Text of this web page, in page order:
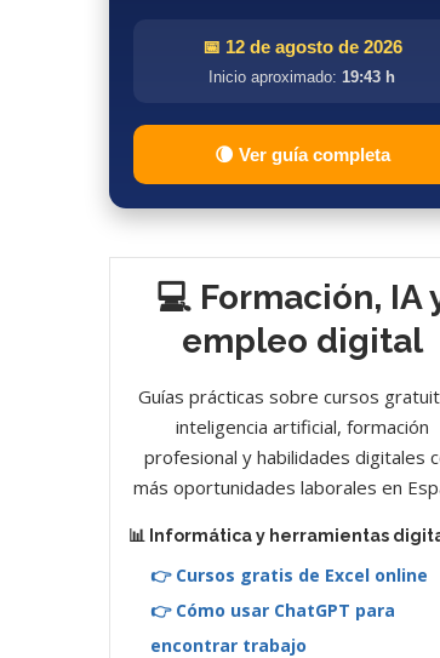
📅 12 de agosto de 2026
Inicio aproximado:19:43 h
🌘 Ver guía completa
💻 Formación, IA
empleo digital
Guías prácticas sobre cursos
inteligencia artificial, formación
profesional y habilidades digitales
más oportunidades laborales en
📊 Informática y herramientas
👉 Cursos gratis de Excel online
👉 Cómo usar ChatGPT para
encontrar trabajo